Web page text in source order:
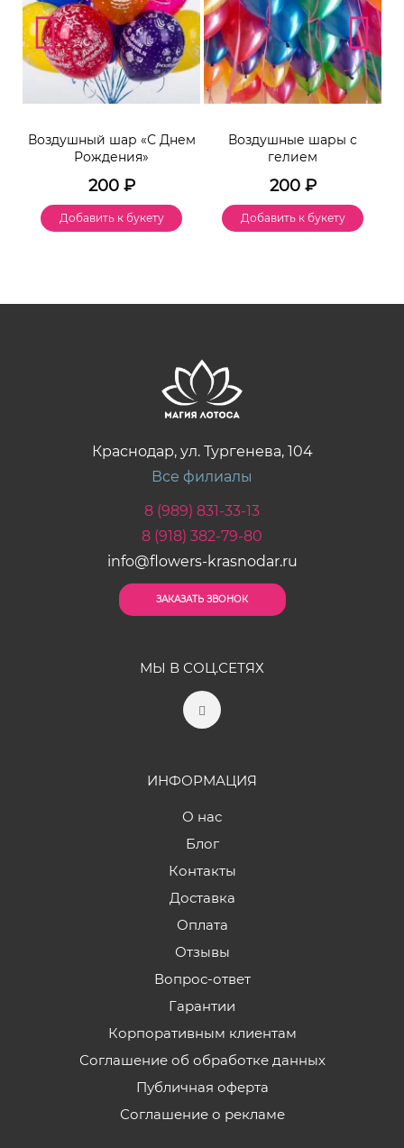
Воздушный шар «С Днем
Рождения»
200₽
Добавить к букету
Воздушные шары с
гелием
200₽
Добавить к букету
Краснодар, ул. Тургенева, 104
Все филиалы
8 (989) 831-33-13
8 (918) 382-79-80
info@flowers-krasnodar.ru
ЗАКАЗАТЬ ЗВОНОК
МЫ В СОЦ.СЕТЯХ
ИНФОРМАЦИЯ
О нас
Блог
Контакты
Доставка
Оплата
Отзывы
Вопрос-ответ
Гарантии
Корпоративным клиентам
Соглашение об обработке данных
Публичная оферта
Соглашение о рекламе